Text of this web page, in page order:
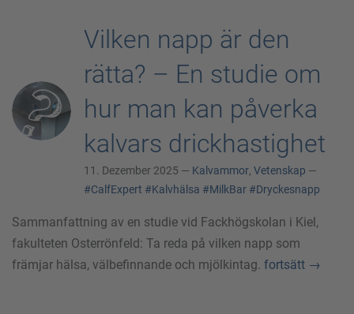
Vilken napp är den
rätta? – En studie om
hur man kan påverka
kalvars drickhastighet
11. Dezember 2025 — Kalvammor, Vetenskap —
#CalfExpert #Kalvhälsa #MilkBar #Dryckesnapp
Sammanfattning av en studie vid Fackhögskolan i Kiel,
fakulteten Osterrönfeld: Ta reda på vilken napp som
främjar hälsa, välbefinnande och mjölkintag. fortsätt →